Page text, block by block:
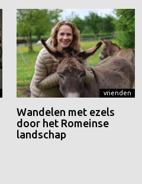
vrienden
Wandelen met ezels
door het Romeinse
landschap